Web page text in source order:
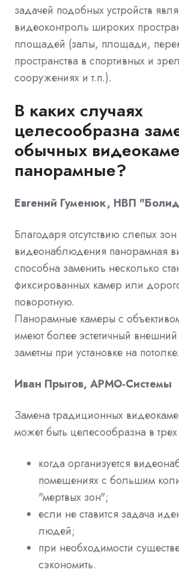
задачей подобных устройств
видеоконтроль широких
площадей (залы, площади,
пространства в спортивных и
сооружениях и т.п.).
В каких случаях
целесообразна
обычных
панорамные?
Евгений Гуменюк, НВП
Благодаря отсутствию слепых
видеонаблюдения панорамная
способна заменить несколько
фиксированных камер или
поворотную.
Панорамные камеры с
имеют более эстетичный
заметны при установке на потолке.
Иван Прыгов, АРМО-Системы
Замена традиционных
может быть целесообразна в трех
когда организуется
помещениях с большим
"мертвых зон";
если не ставится задача
людей;
при необходимости
сэкономить.